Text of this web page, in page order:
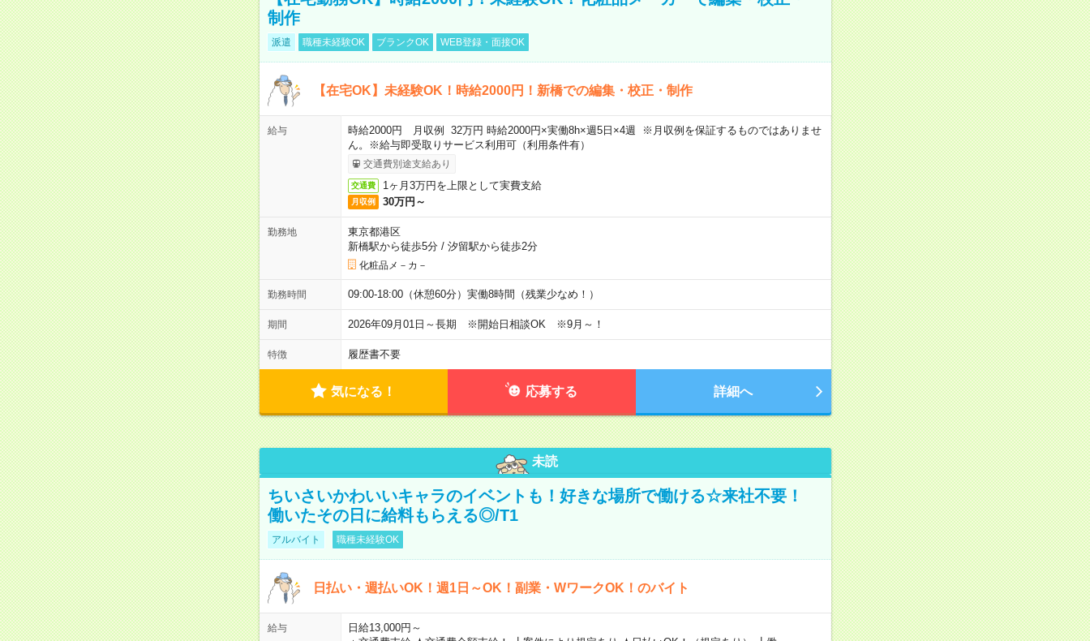
制作
派遣 職種未経験OK ブランクOK WEB登録・面接OK
【在宅OK】未経験OK！時給2000円！新橋での編集・校正・制作
給与
時給2000円 月収例 32万円 時給2000円×実働8h×週5日×4週 ※月収例を保証するものではありませ
ん。※給与即受取りサービス利用可（利用条件有）
交通費別途支給あり
交通費 1ヶ月3万円を上限として実費支給
月収例 30万円～
勤務地
東京都港区
新橋駅から徒歩5分/ 汐留駅から徒歩2分
化粧品メ－カ－
勤務時間 09:00-18:00（休憩60分）実働8時間（残業少なめ！）
期間 2026年09月01日～長期 ※開始日相談OK ※9月～！
特徴 履歴書不要
気になる！ 応募する 詳細へ
未読
ちいさいかわいいキャラのイベントも！好きな場所で働ける☆来社不要！
働いたその日に給料もらえる◎/T1
アルバイト 職種未経験OK
日払い・週払いOK！週1日～OK！副業・WワークOK！のバイト
給与
日給13,000円～